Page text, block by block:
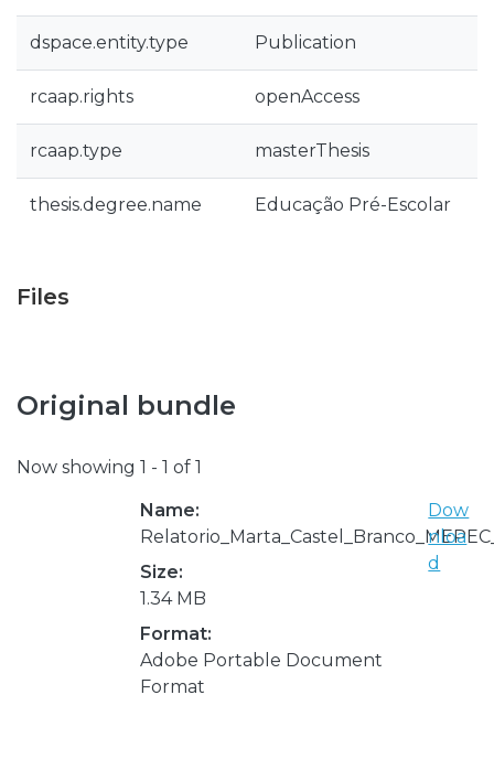
dspace.entity.type Publication
rcaap.rights openAccess
rcaap.type masterThesis
thesis.degree.name Educação Pré-Escolar
Files
Original bundle
Now showing 1 - 1 of 1
Name:
Size:
1.34 MB
Format:
Adobe Portable Document
Format
Dow
nloa
d